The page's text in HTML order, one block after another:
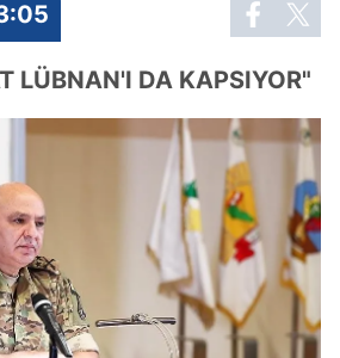
LÜBNAN'I DA KAPSIYOR"